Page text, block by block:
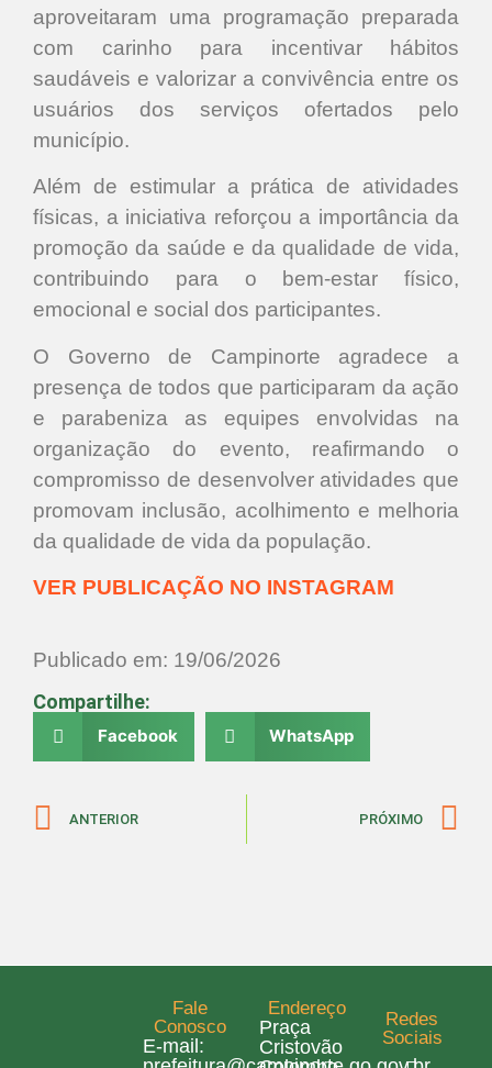
aproveitaram uma programação preparada
com carinho para incentivar hábitos
saudáveis e valorizar a convivência entre os
usuários dos serviços ofertados pelo
município.
Além de estimular a prática de atividades
físicas, a iniciativa reforçou a importância da
promoção da saúde e da qualidade de vida,
contribuindo para o bem-estar físico,
emocional e social dos participantes.
O Governo de Campinorte agradece a
presença de todos que participaram da ação
e parabeniza as equipes envolvidas na
organização do evento, reafirmando o
compromisso de desenvolver atividades que
promovam inclusão, acolhimento e melhoria
da qualidade de vida da população.
VER PUBLICAÇÃO NO INSTAGRAM
Publicado em: 19/06/2026
Compartilhe:
Facebook WhatsApp
ANTERIOR PRÓXIMO
Fale
Conosco
E-mail:
Endereço
Praça
Cristovão
Redes
Sociais